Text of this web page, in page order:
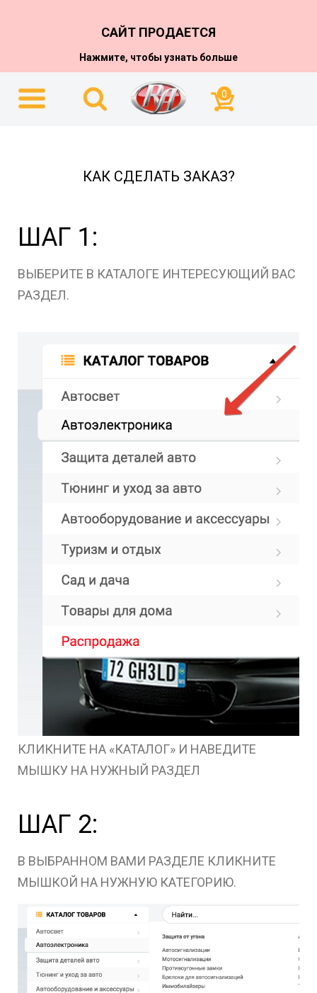
САЙТ ПРОДАЕТСЯ
Нажмите, чтобы узнать больше
0
КАК СДЕЛАТЬ ЗАКАЗ?
ШАГ 1:
ВЫБЕРИТЕ В КАТАЛОГЕ ИНТЕРЕСУЮЩИЙ ВАС
РАЗДЕЛ.
КЛИКНИТЕ НА «КАТАЛОГ» И НАВЕДИТЕ
МЫШКУ НА НУЖНЫЙ РАЗДЕЛ
ШАГ 2:
В ВЫБРАННОМ ВАМИ РАЗДЕЛЕ КЛИКНИТЕ
МЫШКОЙ НА НУЖНУЮ КАТЕГОРИЮ.